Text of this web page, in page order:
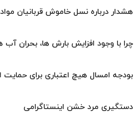
هشدار درباره نسل خاموش قربانیان
چرا با وجود افزایش بارش ها، بحران
بودجه امسال هیچ اعتباری برای حمایت
دستگیری مرد خشن اینستاگرامی